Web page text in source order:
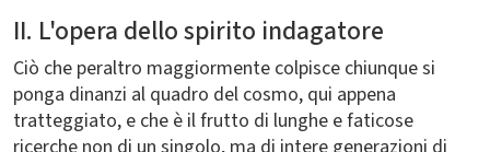
II. L'opera dello spirito indagatore
Ciò che peraltro maggiormente colpisce chiunque si
ponga dinanzi al quadro del cosmo, qui appena
tratteggiato, e che è il frutto di lunghe e faticose